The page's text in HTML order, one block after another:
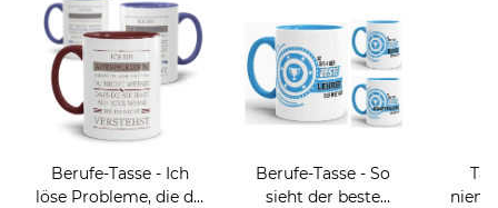
Berufe-Tasse - Ich
löse Probleme, die du
Berufe-Tasse - So
sieht der beste